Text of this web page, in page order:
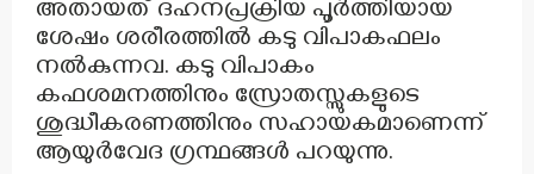
അതായത് ദഹനപ്രക്രിയ പൂർത്തിയായ
ശേഷം ശരീരത്തിൽ കടു വിപാകഫലം
നൽകുന്നവ. കടു വിപാകം
കഫശമനത്തിനും സ്രോതസ്സുകളുടെ
ശുദ്ധീകരണത്തിനും സഹായകമാണെന്ന്
ആയുർവേദ ഗ്രന്ഥങ്ങൾ പറയുന്നു.